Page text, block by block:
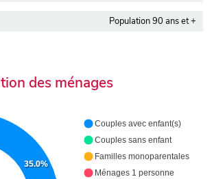
Population 90 ans et +
des ménages
35.0%
Couples avec enfant(s)
Couples sans enfant
Familles monoparentales
Ménages 1 personne